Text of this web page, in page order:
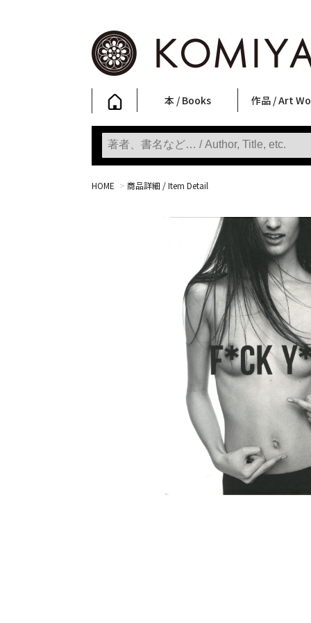
本 / Books
写真集
Photobooks
ファッション
Fashion
アート / 美術
Art
文学・人文
Literature & Humanities
日本文化
Japanese Culture
新刊
New Books
SALE
SALE
作品 / Art
フォトグラフ
Photography
ポスター
Posters
ストリートア
Street Art
立体・その他
Sculptures / etc
アートワーク
Art Works
Primary
KOMIYAMA
版画
Prints
HOME > 商品詳細 / Item Detail